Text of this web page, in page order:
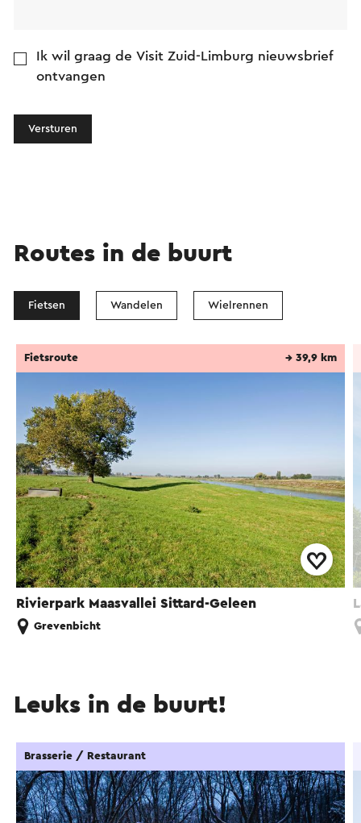
Ik wil graag de Visit Zuid-Limburg nieuwsbrief
ontvangen
Versturen
Routes in de buurt
Fietsen Wandelen Wielrennen
Rivierpark Maasvallei Sittard-Geleen
Fietsroute → 39,9 km
Grevenbicht
Leuks in de buurt!
Brasserie / Restaurant